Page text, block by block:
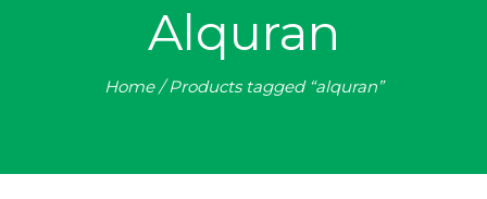
Alquran
Home/ Products tagged “alquran”